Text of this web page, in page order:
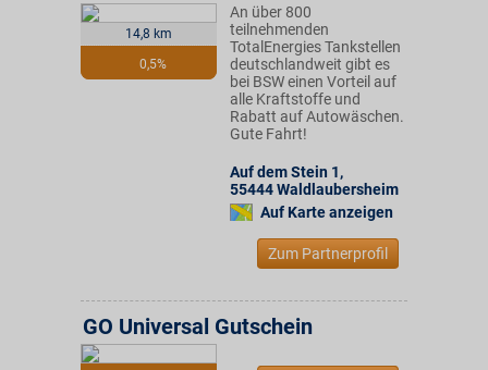
14,8 km
0,5%
An über 800
teilnehmenden
TotalEnergies Tankstellen
deutschlandweit gibt es
bei BSW einen Vorteil auf
alle Kraftstoffe und
Rabatt auf Autowäschen.
Gute Fahrt!
Auf dem Stein 1,
55444Waldlaubersheim
Auf Karte anzeigen
Zum Partnerprofil
GO Universal Gutschein